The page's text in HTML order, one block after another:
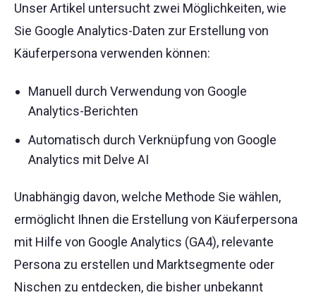
Unser Artikel untersucht zwei Möglichkeiten, wie
Sie Google Analytics-Daten zur Erstellung von
Käuferpersona verwenden können:
Manuell durch Verwendung von Google
Analytics-Berichten
Automatisch durch Verknüpfung von Google
Analytics mit Delve AI
Unabhängig davon, welche Methode Sie wählen,
ermöglicht Ihnen die Erstellung von Käuferpersona
mit Hilfe von Google Analytics (GA4), relevante
Persona zu erstellen und Marktsegmente oder
Nischen zu entdecken, die bisher unbekannt